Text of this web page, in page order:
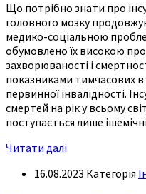
Що потрібно знати про
головного мозку
медико-соціальною
обумовлено їх високою
захворюваності і
показниками тимчасових
первинної інвалідності.
смертей на рік у всьому
поступається лише
Читати далі
16.08.2023 Категорія